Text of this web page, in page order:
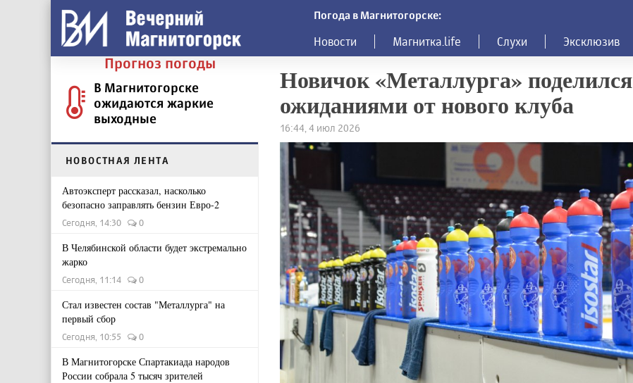
Погода в Магнитогорске:
Новости Магнитка.life Слухи Эксклюзив
Прогноз погоды
В Магнитогорске
ожидаются жаркие
выходные
НОВОСТНАЯ ЛЕНТА
Автоэксперт рассказал, насколько
безопасно заправлять бензин Евро-2
Сегодня, 14:30 0
В Челябинской области будет экстремально
жарко
Сегодня, 11:14 0
Стал известен состав "Металлурга" на
первый сбор
Сегодня, 10:55 0
В Магнитогорске Спартакиада народов
России собрала 5 тысяч зрителей
Новичок «Металлурга» поделился
ожиданиями от нового клуба
16:44, 4 июл 2026